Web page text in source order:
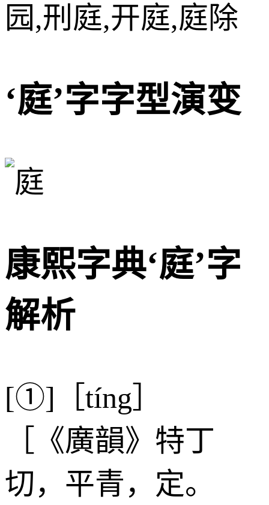
园,刑庭,开庭,庭除
‘庭’字字型演变
康熙字典‘庭’字
解析
[①]［tíng］
［《廣韻》特丁
切，平青，定。